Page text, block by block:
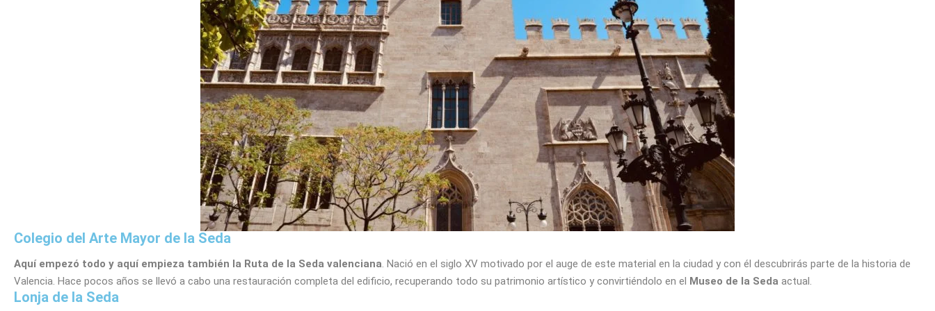
Colegio del Arte Mayor de la Seda
Aquí empezó todo y aquí empieza también la Ruta de la Seda valenciana. Nació en el siglo XV motivado por el auge de este material en la ciudad y con él descubrirás parte de la historia de
Valencia. Hace pocos años se llevó a cabo una restauración completa del edificio, recuperando todo su patrimonio artístico y convirtiéndolo en el
Museo de la Seda actual.
Lonja de la Seda